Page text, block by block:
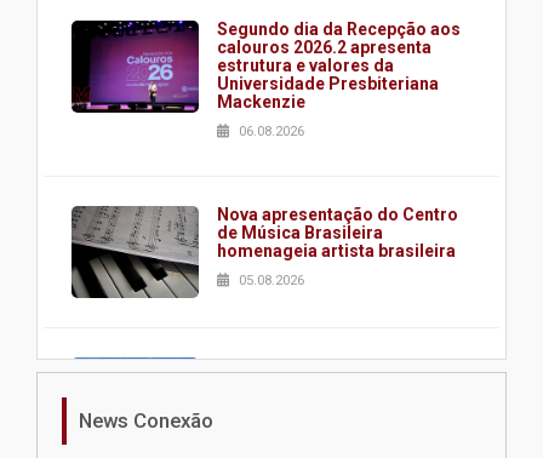
Segundo dia da Recepção aos
calouros 2026.2 apresenta
estrutura e valores da
Universidade Presbiteriana
Mackenzie
06.08.2026
Nova apresentação do Centro
de Música Brasileira
homenageia artista brasileira
05.08.2026
Universidade Mackenzie
News Conexão